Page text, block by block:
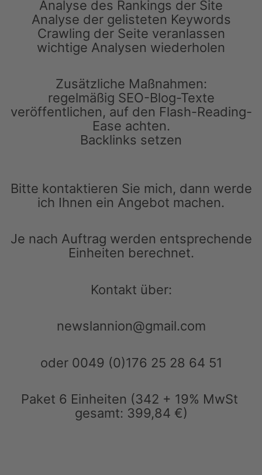
Analyse des Rankings der Site
Analyse der gelisteten Keywords
Crawling der Seite veranlassen
wichtige Analysen wiederholen
Zusätzliche Maßnahmen:
regelmäßig SEO-Blog-Texte
veröffentlichen, auf den Flash-Reading-
Ease achten.
Backlinks setzen
Bitte kontaktieren Sie mich, dann werde
ich Ihnen ein Angebot machen.
Je nach Auftrag werden entsprechende
Einheiten berechnet.
Kontakt über:
newslannion@gmail.com
oder 0049 (0)176 25 28 64 51
Paket 6 Einheiten (342 + 19% MwSt
gesamt: 399,84 €)